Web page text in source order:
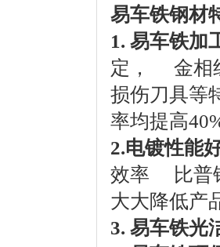
易车铁钢材
1. 易车铁加
定， 金相
损伤刀具等
率均提高
2.电镀性能
效率 比普
大大降低产
3. 易车铁光